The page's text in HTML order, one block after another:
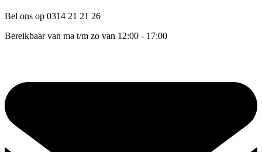
Bel ons op 0314 21 21 26
Bereikbaar van ma t/m zo van 12:00 - 17:00